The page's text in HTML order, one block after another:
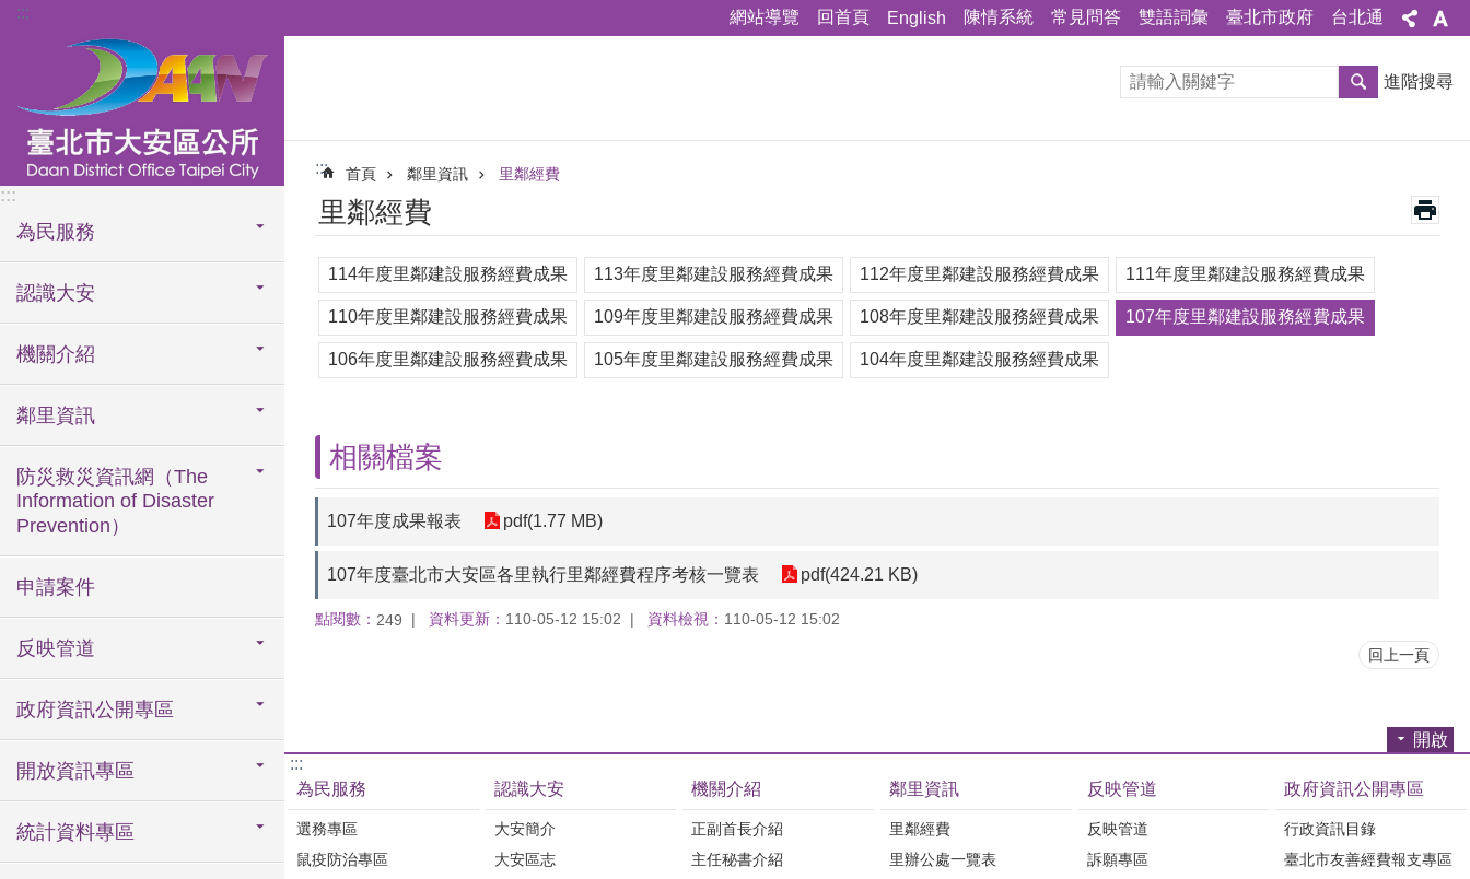
跳到主要內容區塊
::: 網站導覽 回首頁 English 陳情系統 常見問答 雙語詞彙 臺北市政府 台北通
:::
為民服務
認識大安
機關介紹
鄰里資訊
防災救災資訊網（The
Information of Disaster
Prevention）
申請案件
反映管道
政府資訊公開專區
開放資訊專區
統計資料專區
進階搜尋
::: 首頁 鄰里資訊 里鄰經費
里鄰經費
114年度里鄰建設服務經費成果 113年度里鄰建設服務經費成果 112年度里鄰建設服務經費成果 111年度里鄰建設服務經費成果
110年度里鄰建設服務經費成果 109年度里鄰建設服務經費成果 108年度里鄰建設服務經費成果 107年度里鄰建設服務經費成果
106年度里鄰建設服務經費成果 105年度里鄰建設服務經費成果 104年度里鄰建設服務經費成果
相關檔案
107年度成果報表 pdf(1.77 MB)
107年度臺北市大安區各里執行里鄰經費程序考核一覽表 pdf(424.21 KB)
點閱數： 249 資料更新： 110-05-12 15:02 資料檢視： 110-05-12 15:02
回上一頁
開啟
:::
為民服務
選務專區
鼠疫防治專區
認識大安
大安簡介
大安區志
機關介紹
正副首長介紹
主任秘書介紹
鄰里資訊
里鄰經費
里辦公處一覽表
反映管道
反映管道
訴願專區
政府資訊公開專區
行政資訊目錄
臺北市友善經費報支專區